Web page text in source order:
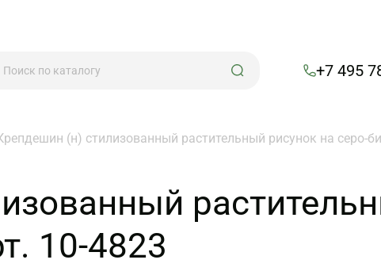
+7 495
(н) стилизованный растительный рисунок на серо-
10-4823